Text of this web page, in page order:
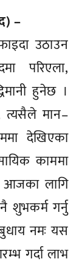
–
उठाउन
परिएला,
हुनेछ ।
मान–
देखिएका
काममा
आजका लागि
शुभकर्म गर्नु
नमः यस
गर्दा लाभ